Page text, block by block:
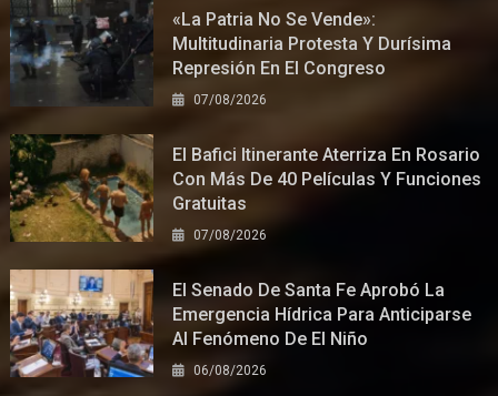
«La Patria No Se Vende»:
Multitudinaria Protesta Y Durísima
Represión En El Congreso
07/08/2026
El Bafici Itinerante Aterriza En Rosario
Con Más De 40 Películas Y Funciones
Gratuitas
07/08/2026
El Senado De Santa Fe Aprobó La
Emergencia Hídrica Para Anticiparse
Al Fenómeno De El Niño
06/08/2026